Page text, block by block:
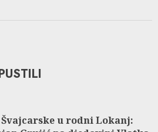
u rodni Lokanj: